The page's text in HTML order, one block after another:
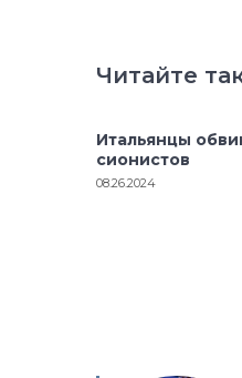
Читайте
Итальянцы
сионистов
08.26.2024